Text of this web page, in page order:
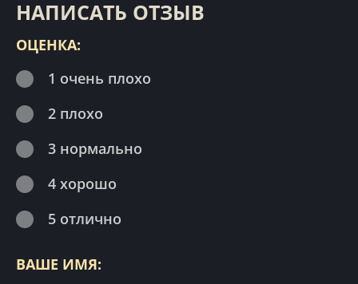
НАПИСАТЬ ОТЗЫВ
ОЦЕНКА:
1 очень плохо
2 плохо
3 нормально
4 хорошо
5 отлично
ВАШЕ ИМЯ: